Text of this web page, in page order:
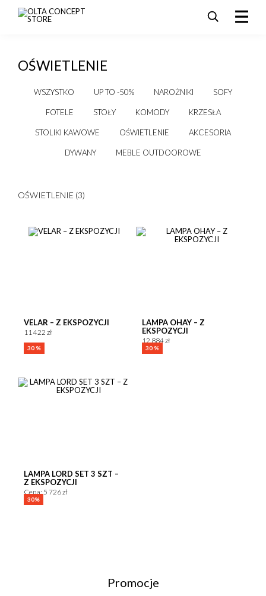
SALE
AKTUALNOŚCI I PROMOCJE
REALIZACJE
GENERIC FILTERS
HIDDEN LABEL
HIDDEN LABEL
HIDDEN LABEL
HIDDEN LABEL
FILTER BY CUSTOM POST TYPE
HIDDEN LABEL
HIDDEN LABEL
HIDDEN LABEL
HIDDEN LABEL
HIDDEN LABEL
HIDDEN LABEL
HIDDEN LABEL
OŚWIETLENIE
WSZYSTKO UP TO -50% NAROŻNIKI SOFY
FOTELE STOŁY KOMODY KRZESŁA
STOLIKI KAWOWE OŚWIETLENIE AKCESORIA
DYWANY MEBLE OUTDOOROWE
OŚWIETLENIE (3)
30 %
VELAR – Z EKSPOZYCJI
11 422 zł
30 %
LAMPA OHAY – Z
EKSPOZYCJI
12 884 zł
30%
LAMPA LORD SET 3 SZT –
Z EKSPOZYCJI
Cena: 5 726 zł
Promocje